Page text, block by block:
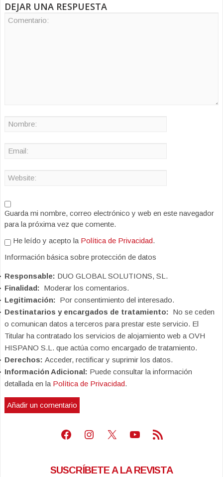
DEJAR UNA RESPUESTA
Guarda mi nombre, correo electrónico y web en este navegador
para la próxima vez que comente.
He leído y acepto la Política de Privacidad.
Información básica sobre protección de datos
Responsable: DUO GLOBAL SOLUTIONS, SL.
Finalidad: Moderar los comentarios.
Legitimación: Por consentimiento del interesado.
Destinatarios y encargados de tratamiento: No se ceden
o comunican datos a terceros para prestar este servicio. El
Titular ha contratado los servicios de alojamiento web a OVH
HISPANO S.L. que actúa como encargado de tratamiento.
Derechos: Acceder, rectificar y suprimir los datos.
Información Adicional: Puede consultar la información
detallada en la Política de Privacidad.
Facebook
Instagram
X Youtube
Feed RSS
SUSCRÍBETE A LA REVISTA